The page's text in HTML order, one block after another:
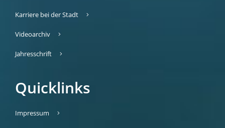
Karriere bei der Stadt
Videoarchiv
Jahresschrift
Quicklinks
Impressum